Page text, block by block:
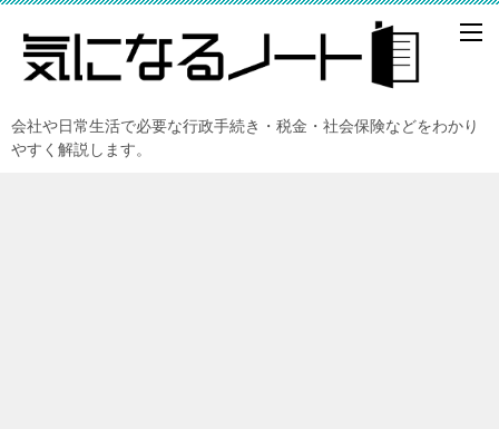
会社や日常生活で必要な行政手続き・税金・社会保険などをわかり
やすく解説します。